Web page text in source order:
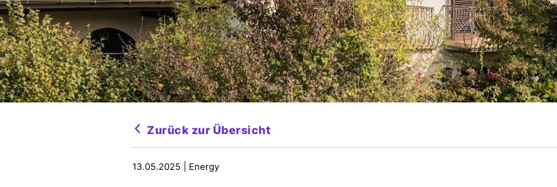
Zurück zur Übersicht
13.05.2025 | Energy